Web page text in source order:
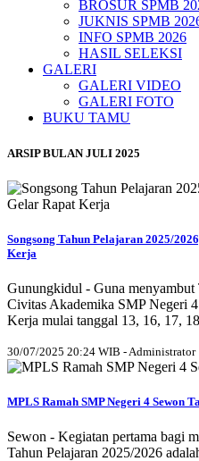
BROSUR SPMB
JUKNIS SPMB
INFO SPMB 2026
HASIL SELEKSI
GALERI
GALERI VIDEO
GALERI FOTO
BUKU TAMU
ARSIP BULAN JULI 2025
Songsong Tahun Pelajaran 2025/
Kerja
Gunungkidul - Guna menyambut
Civitas Akademika SMP Negeri
Kerja mulai tanggal 13, 16, 17,
30/07/2025 20:24 WIB - Administrator
MPLS Ramah SMP Negeri 4 Sewon
Sewon - Kegiatan pertama bagi
Tahun Pelajaran 2025/2026